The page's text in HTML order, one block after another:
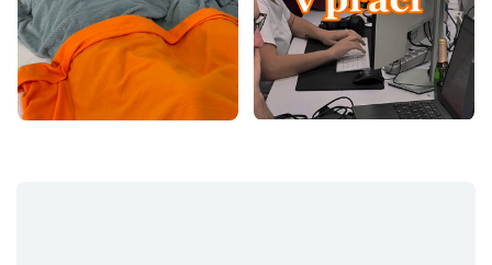
Nízke detské postele
Lacné postele z masívu